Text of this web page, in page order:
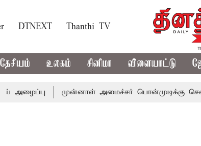
DTNEXT Thanthi TV
தேசியம் உலகம் சினிமா விளையாட்டு
முன்னாள் அமைச்சர் பொன்முடிக்கு சென்னை